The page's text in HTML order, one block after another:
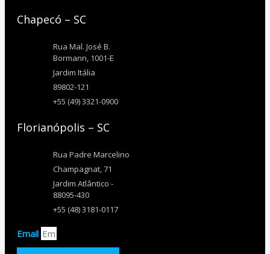
Chapecó – SC
Rua Mal. José B.
Bormann, 1001-E
Jardim Itália
89802-121
+55 (49) 3321-0900
Florianópolis – SC
Rua Padre Marcelino
Champagnat, 71
Jardim Atlântico -
88095-430
+55 (48) 3181-0117
Email